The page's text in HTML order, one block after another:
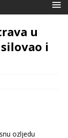
u
i
ozljedu